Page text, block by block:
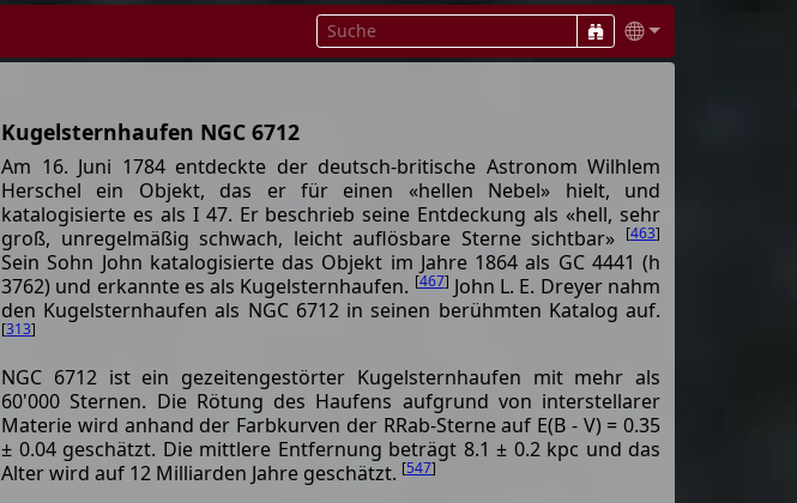
Kugelsternhaufen NGC 6712
Am 16. Juni 1784 entdeckte der deutsch-britische Astronom Wilhlem
Herschel ein Objekt, das er für einen «hellen Nebel» hielt, und
katalogisierte es als I 47. Er beschrieb seine Entdeckung als «hell, sehr
groß, unregelmäßig schwach, leicht auflösbare Sterne sichtbar» [463]
Sein Sohn John katalogisierte das Objekt im Jahre 1864 als GC 4441 (h
3762) und erkannte es als Kugelsternhaufen. [467] John L. E. Dreyer nahm
den Kugelsternhaufen als NGC 6712 in seinen berühmten Katalog auf.
[313]
NGC 6712 ist ein gezeitengestörter Kugelsternhaufen mit mehr als
60'000 Sternen. Die Rötung des Haufens aufgrund von interstellarer
Materie wird anhand der Farbkurven der RRab-Sterne auf E(B - V) = 0.35
± 0.04 geschätzt. Die mittlere Entfernung beträgt 8.1 ± 0.2 kpc und das
Alter wird auf 12 Milliarden Jahre geschätzt. [547]